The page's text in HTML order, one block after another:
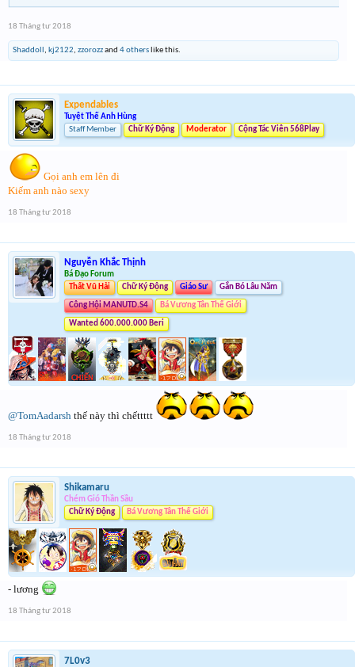
18 Tháng tư 2018
Shaddoll , kj2122, zzorozzand 4 others like this.
Expendables
Tuyệt Thế Anh Hùng
Staff Member
Chữ Ký Động Moderator Cộng Tác Viên 568Play
Gọi anh em lên đi
Kiếm anh nào sexy
18 Tháng tư 2018
Nguyễn Khắc Thịnh
Bá Đạo Forum
Thất Vũ Hải
Chữ Ký Động Giáo Sư Gắn Bó Lâu Năm
Công Hội MANUTD.S4 Bá Vương Tân Thế Giới
Wanted 600.000.000 Beri
@TomAadarsh thế này thì chếttttt
18 Tháng tư 2018
Shikamaru
Chém Gió Thần Sầu
Chữ Ký Động
Bá Vương Tân Thế Giới
- lương
18 Tháng tư 2018
7L0v3